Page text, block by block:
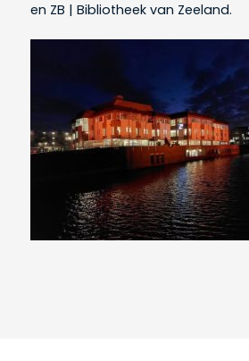
en ZB | Bibliotheek van Zeeland.